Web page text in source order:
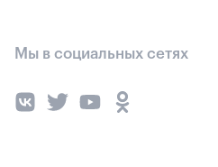
Мы в социальных сетях